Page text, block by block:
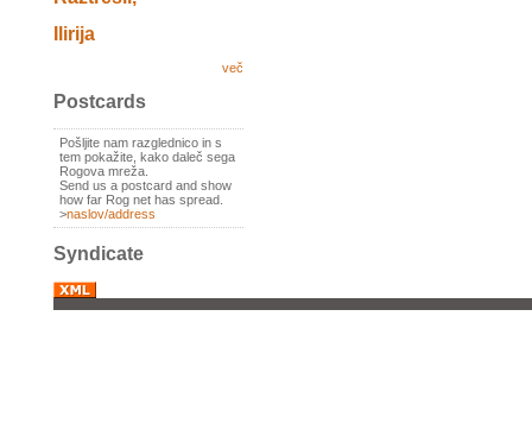
Ilirija
več
Postcards
Pošljite nam razglednico in s
tem pokažite, kako daleč sega
Rogova mreža.
Send us a postcard and show
how far Rog net has spread.
>naslov/address
Syndicate